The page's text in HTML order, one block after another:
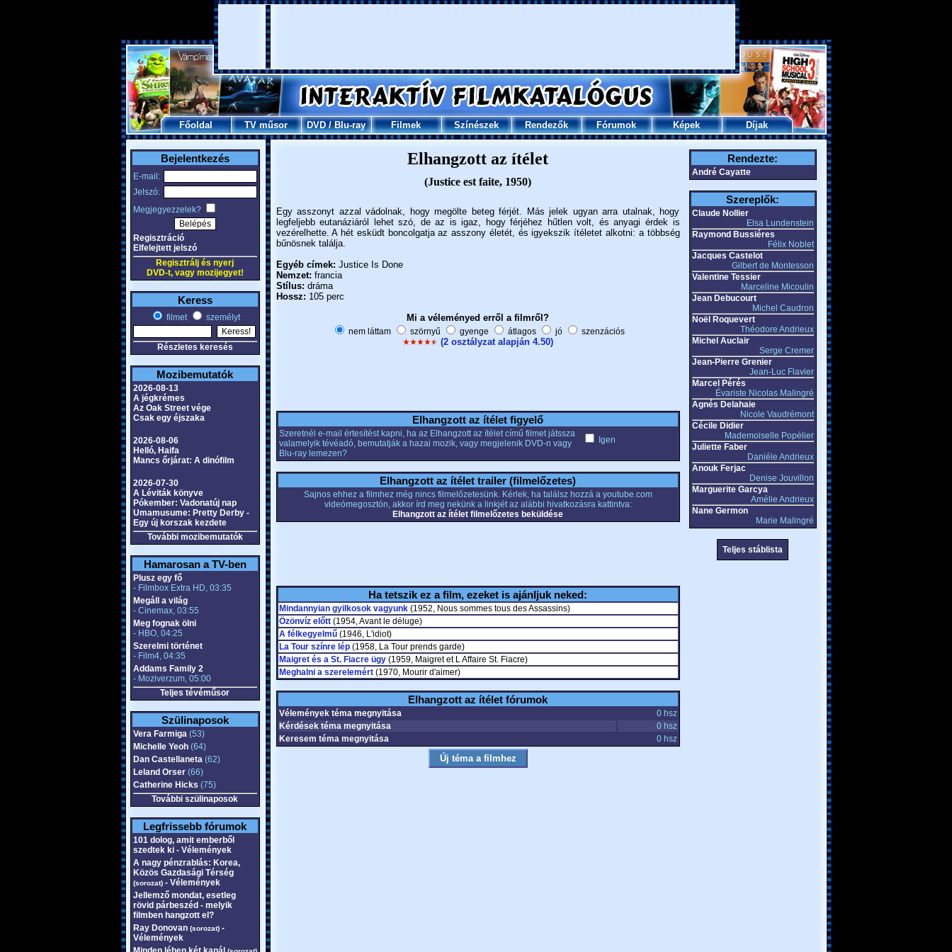
Főoldal TV műsor DVD/Blu-ray Filmek Színészek Rendezők Fórumok Képek Díjak
Bejelentkezés
E-mail:
Jelszó:
Megjegyezzelek?
Regisztráció
Elfelejtett jelszó
Regisztrálj és nyerj
DVD-t, vagy mozijegyet!
Keress
filmet személyt
Részletes keresés
Mozibemutatók
2026-08-13
A jégkrémes
Az Oak Street vége
Csak egy éjszaka
2026-08-06
Helló, Haifa
Mancs őrjárat: A dinófilm
2026-07-30
A Léviták könyve
Pókember: Vadonatúj nap
Umamusume: Pretty Derby -
Egy új korszak kezdete
További mozibemutatók
Hamarosan a TV-ben
Plusz egy fő
- Filmbox Extra HD, 03:35
Megáll a világ
- Cinemax, 03:55
Meg fognak ölni
- HBO, 04:25
Szerelmi történet
- Film4, 04:35
Addams Family 2
- Moziverzum, 05:00
Teljes tévéműsor
Szülinaposok
Vera Farmiga(53)
Michelle Yeoh(64)
Dan Castellaneta(62)
Leland Orser(66)
Catherine Hicks (75)
További szülinaposok
Legfrissebb fórumok
101 dolog, amit emberből
szedtek ki - Vélemények
A nagy pénzrablás: Korea,
Közös Gazdasági Térség
(sorozat)- Vélemények
Jellemző mondat, esetleg
rövid párbeszéd - melyik
filmben hangzott el?
Ray Donovan (sorozat)-
Vélemények
Elhangzott az ítélet
(Justice est faite, 1950)
Egy asszonyt azzal vádolnak, hogy megölte beteg férjét. Más jelek ugyan arra utalnak, hogy
legfeljebb eutanáziáról lehet szó, de az is igaz, hogy férjéhez hűtlen volt, és anyagi érdek is
vezérelhette. A hét esküdt boncolgatja az asszony életét, és igyekszik ítéletet alkotni: a többség
bűnösnek találja.
Egyéb címek: Justice Is Done
Nemzet: francia
Stílus: dráma
Hossz: 105 perc
Mi a véleményed erről a filmről?
nem láttam szörnyű gyenge átlagos jó szenzációs
(2 osztályzat alapján 4.50)
Elhangzott az ítélet figyelő
Szeretnél e-mail értesítést kapni, ha az Elhangzott az ítélet című filmet játssza
valamelyik tévéadó, bemutatják a hazai mozik, vagy megjelenik DVD-n vagy
Blu-ray lemezen?
Igen
Elhangzott az ítélet trailer (filmelőzetes)
Sajnos ehhez a filmhez még nincs filmelőzetesünk. Kérlek, ha találsz hozzá a youtube.com
videómegosztón, akkor írd meg nekünk a linkjét az alábbi hivatkozásra kattintva:
Elhangzott az ítélet filmelőzetes beküldése
Ha tetszik ez a film, ezeket is ajánljuk neked:
Mindannyian gyilkosok vagyunk(1952, Nous sommes tous des Assassins)
Özönvíz előtt(1954, Avant le déluge)
A félkegyelmű(1946, L'idiot)
La Tour színre lép(1958, La Tour prends garde)
Maigret és a St. Fiacre ügy(1959, Maigret et L Affaire St. Fiacre)
Meghalni a szerelemért(1970, Mourir d'aimer)
Elhangzott az ítélet fórumok
Vélemények téma megnyitása
0 hsz
Kérdések téma megnyitása
0 hsz
Keresem téma megnyitása
0 hsz
Rendezte:
André Cayatte
Szereplők:
Claude Nollier
Elsa Lundenstein
Raymond Bussiéres
Félix Noblet
Jacques Castelot
Gilbert de Montesson
Valentine Tessier
Marceline Micoulin
Jean Debucourt
Michel Caudron
Noël Roquevert
Théodore Andrieux
Michel Auclair
Serge Cremer
Jean-Pierre Grenier
Jean-Luc Flavier
Marcel Pérés
Évariste Nicolas Malingré
Agnés Delahaie
Nicole Vaudrémont
Cécile Didier
Mademoiselle Popélier
Juliette Faber
Daniéle Andrieux
Anouk Ferjac
Denise Jouvillon
Marguerite Garcya
Amélie Andrieux
Nane Germon
Marie Malingré
Teljes stáblista